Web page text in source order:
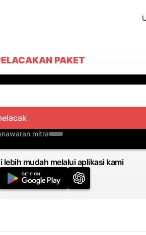
PAKET
mitra
mudah melalui aplikasi kami